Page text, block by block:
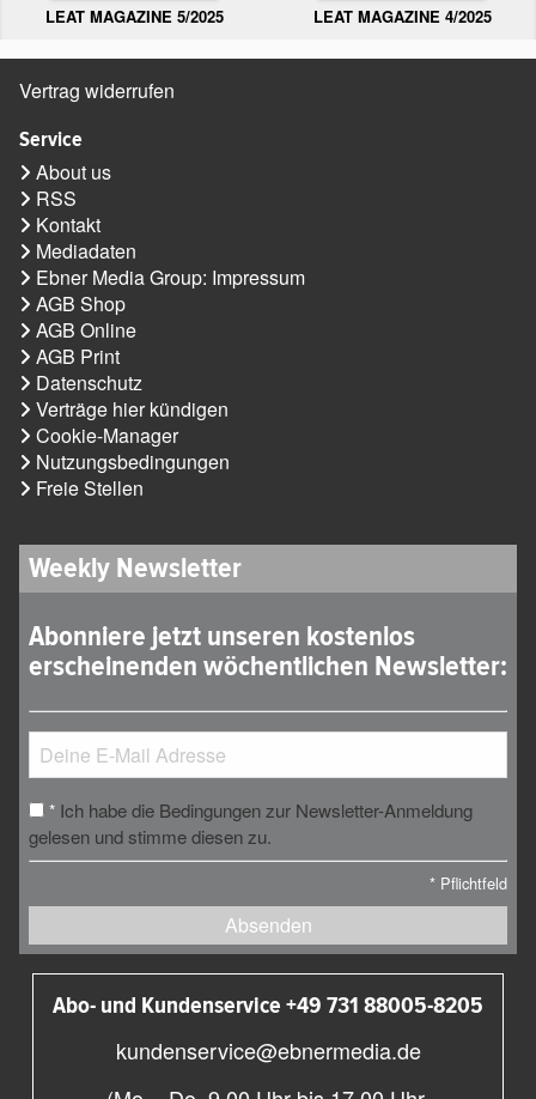
LEAT MAGAZINE 5/2025 LEAT MAGAZINE 4/2025
Vertrag widerrufen
Service
About us
RSS
Kontakt
Mediadaten
Ebner Media Group: Impressum
AGB Shop
AGB Online
AGB Print
Datenschutz
Verträge hier kündigen
Cookie-Manager
Nutzungsbedingungen
Freie Stellen
Weekly Newsletter
Abonniere jetzt unseren kostenlos
erscheinenden wöchentlichen Newsletter:
* Ich habe die Bedingungen zur Newsletter-Anmeldung
gelesen und stimme diesen zu.
* Pflichtfeld
Absenden
Abo- und Kundenservice +49 731 88005-8205
kundenservice@ebnermedia.de